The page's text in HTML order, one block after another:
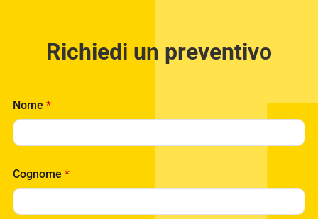
Richiedi un preventivo
Nome *
Cognome *